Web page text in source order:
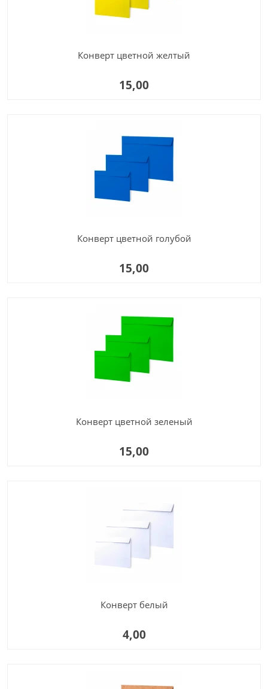
Конверт цветной желтый
15,00
Конверт цветной голубой
15,00
Конверт цветной зеленый
15,00
Конверт белый
4,00